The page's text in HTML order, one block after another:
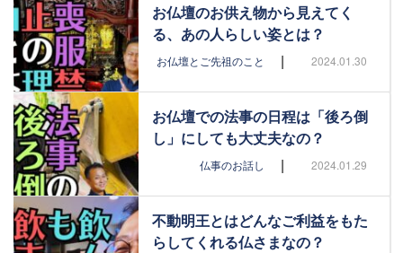
お仏壇のお供え物から見えてく
る、あの人らしい姿とは？
お仏壇とご先祖のこと | 2024.01.30
お仏壇での法事の日程は「後ろ倒
し」にしても大丈夫なの？
仏事のお話し | 2024.01.29
不動明王とはどんなご利益をもた
らしてくれる仏さまなの？